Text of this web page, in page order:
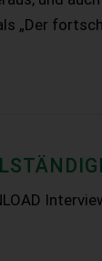
„Der